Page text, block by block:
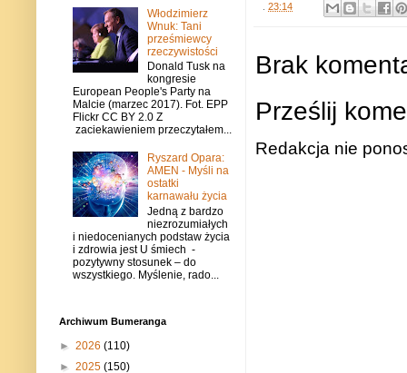
. 23:14
Brak
Prześlij
Redakcja nie
Włodzimierz
Wnuk: Tani
prześmiewcy
rzeczywistości
Donald Tusk na
kongresie
European People's Party na
Malcie (marzec 2017). Fot. EPP
Flickr CC BY 2.0 Z
zaciekawieniem przeczytałem...
Ryszard Opara:
AMEN - Myśli na
ostatki
karnawału życia
Jedną z bardzo
niezrozumiałych
i niedocenianych podstaw życia
i zdrowia jest U śmiech -
pozytywny stosunek – do
wszystkiego. Myślenie, rado...
Archiwum Bumeranga
► 2026 (110)
► 2025 (150)